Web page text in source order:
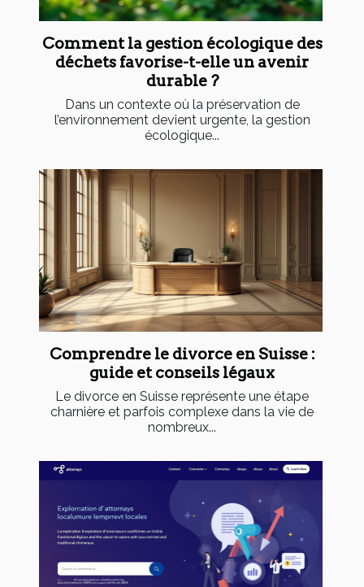
Comment la gestion écologique des
déchets favorise-t-elle un avenir
durable ?
Dans un contexte où la préservation de
l’environnement devient urgente, la gestion
écologique...
Comprendre le divorce en Suisse :
guide et conseils légaux
Le divorce en Suisse représente une étape
charnière et parfois complexe dans la vie de
nombreux...